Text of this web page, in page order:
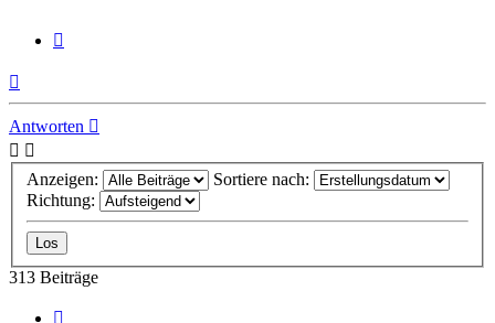
Antworten
Anzeigen:
Sortiere nach:
Richtung:
313 Beiträge